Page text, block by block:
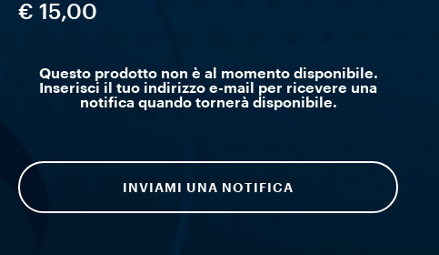
€ 15,00
Questo prodotto non è al momento disponibile.
Inserisci il tuo indirizzo e-mail per ricevere una
notifica quando tornerà disponibile.
INVIAMI UNA NOTIFICA